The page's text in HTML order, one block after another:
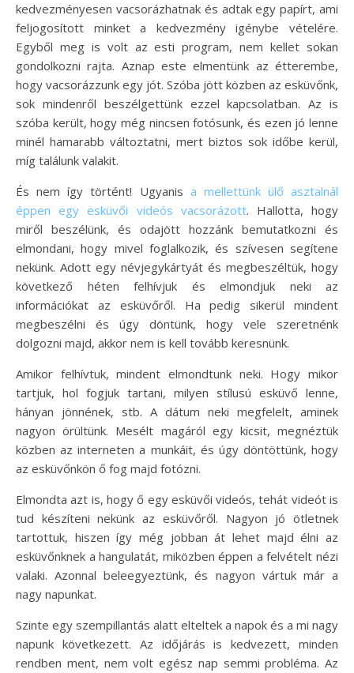
kedvezményesen vacsorázhatnak és adtak egy papírt, ami
feljogosított minket a kedvezmény igénybe vételére.
Egyből meg is volt az esti program, nem kellet sokan
gondolkozni rajta. Aznap este elmentünk az étterembe,
hogy vacsorázzunk egy jót. Szóba jött közben az esküvőnk,
sok mindenről beszélgettünk ezzel kapcsolatban. Az is
szóba került, hogy még nincsen fotósunk, és ezen jó lenne
minél hamarabb változtatni, mert biztos sok időbe kerül,
míg találunk valakit.
És nem így történt! Ugyanis a mellettünk ülő asztalnál
éppen egy esküvői videós vacsorázott. Hallotta, hogy
miről beszélünk, és odajött hozzánk bemutatkozni és
elmondani, hogy mivel foglalkozik, és szívesen segítene
nekünk. Adott egy névjegykártyát és megbeszéltük, hogy
következő héten felhívjuk és elmondjuk neki az
információkat az esküvőről. Ha pedig sikerül mindent
megbeszélni és úgy döntünk, hogy vele szeretnénk
dolgozni majd, akkor nem is kell tovább keresnünk.
Amikor felhívtuk, mindent elmondtunk neki. Hogy mikor
tartjuk, hol fogjuk tartani, milyen stílusú esküvő lenne,
hányan jönnének, stb. A dátum neki megfelelt, aminek
nagyon örültünk. Mesélt magáról egy kicsit, megnéztük
közben az interneten a munkáit, és úgy döntöttünk, hogy
az esküvőnkön ő fog majd fotózni.
Elmondta azt is, hogy ő egy esküvői videós, tehát videót is
tud készíteni nekünk az esküvőről. Nagyon jó ötletnek
tartottuk, hiszen így még jobban át lehet majd élni az
esküvőnknek a hangulatát, miközben éppen a felvételt nézi
valaki. Azonnal beleegyeztünk, és nagyon vártuk már a
nagy napunkat.
Szinte egy szempillantás alatt elteltek a napok és a mi nagy
napunk következett. Az időjárás is kedvezett, minden
rendben ment, nem volt egész nap semmi probléma. Az